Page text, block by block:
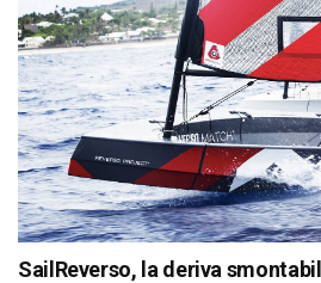
SailReverso, la deriva